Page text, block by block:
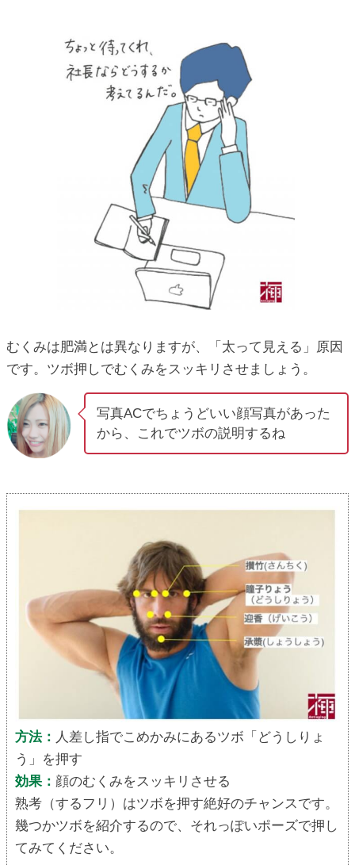
むくみは肥満とは異なりますが、「太って見える」原因
です。ツボ押しでむくみをスッキリさせましょう。
写真ACでちょうどいい顔写真があった
から、これでツボの説明するね
方法： 人差し指でこめかみにあるツボ「どうしりょ
う」を押す
効果： 顔のむくみをスッキリさせる
熟考（するフリ）はツボを押す絶好のチャンスです。
幾つかツボを紹介するので、それっぽいポーズで押し
てみてください。